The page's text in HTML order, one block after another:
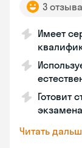
3 отзыва
Имеет
Готовит
экзамена
Читать